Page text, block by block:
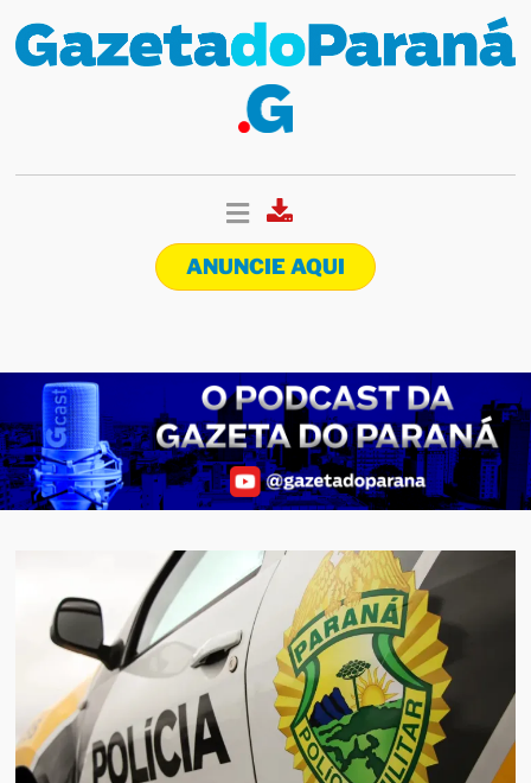
ANUNCIE AQUI